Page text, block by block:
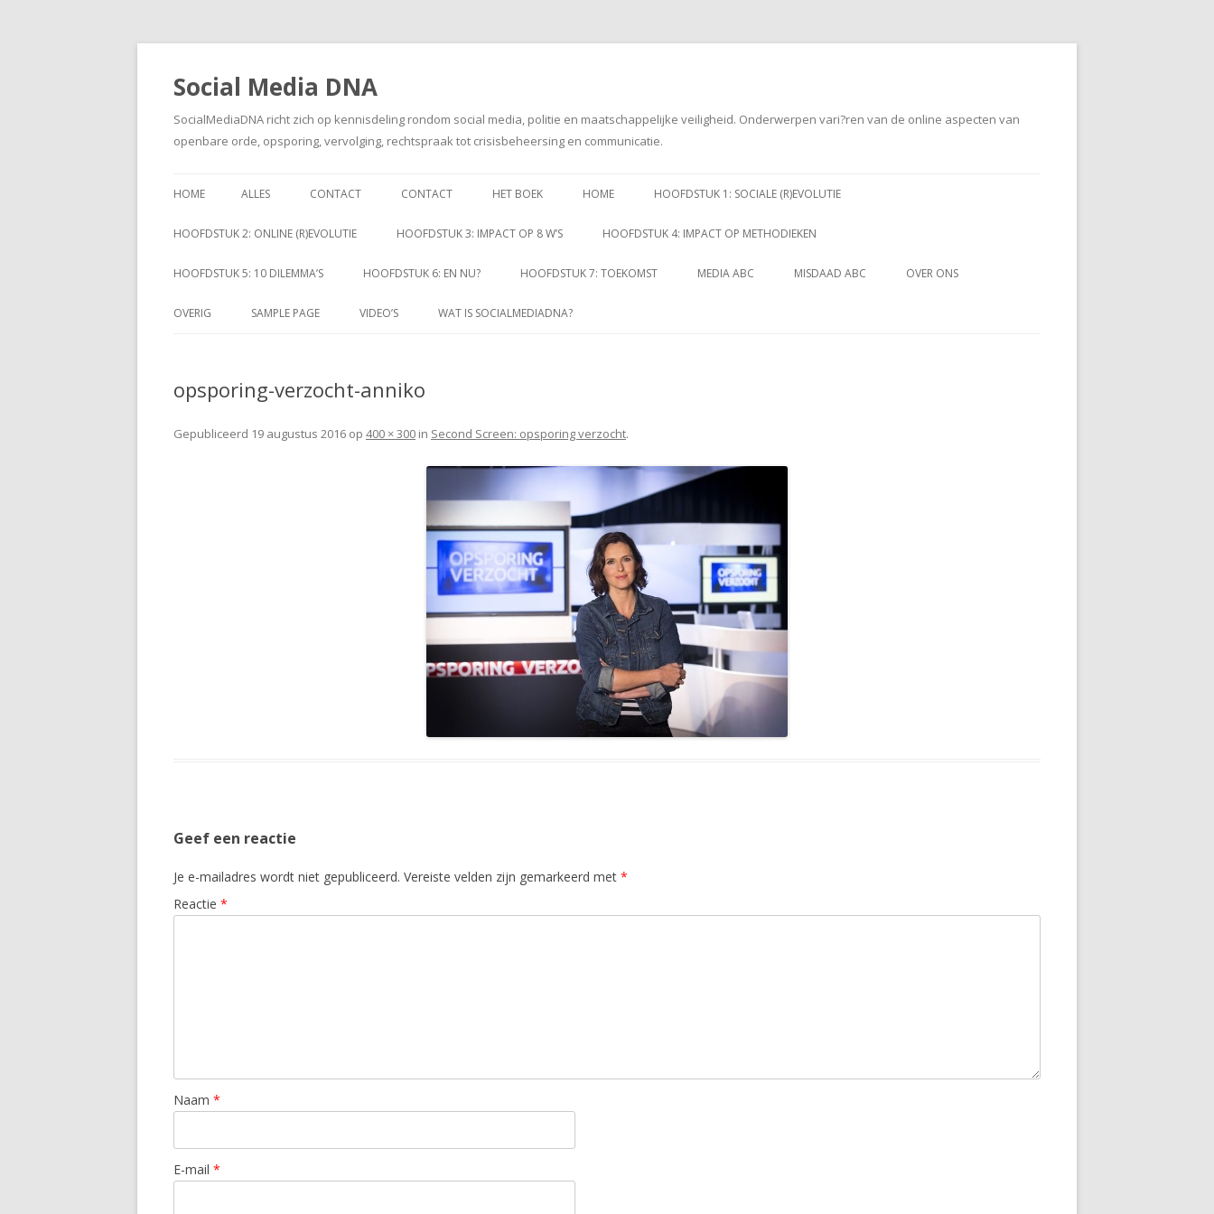
Social Media DNA
SocialMediaDNA richt zich op kennisdeling rondom social media, politie en maatschappelijke veiligheid. Onderwerpen vari?ren van de online aspecten van
openbare orde, opsporing, vervolging, rechtspraak tot crisisbeheersing en communicatie.
naar
HOME ALLES CONTACT CONTACT HET BOEK HOME HOOFDSTUK 1: SOCIALE (R)EVOLUTIE
HOOFDSTUK 2: ONLINE (R)EVOLUTIE HOOFDSTUK 3: IMPACT OP 8 W’S HOOFDSTUK 4: IMPACT OP METHODIEKEN
HOOFDSTUK 5: 10 DILEMMA’S HOOFDSTUK 6: EN NU? HOOFDSTUK 7: TOEKOMST MEDIA ABC MISDAAD ABC OVER ONS
OVERIG SAMPLE PAGE VIDEO’S WAT IS SOCIALMEDIADNA?
opsporing-verzocht-anniko
Gepubliceerd 19 augustus 2016 op 400 × 300 in Second Screen: opsporing verzocht.
Geef een reactie
Je e-mailadres wordt niet gepubliceerd. Vereiste velden zijn gemarkeerd met *
Reactie *
Naam *
E-mail *